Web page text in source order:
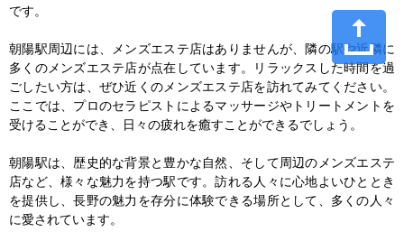
です。
朝陽駅周辺には、メンズエステ店はありませんが、隣の駅や近隣に
多くのメンズエステ店が点在しています。リラックスした時間を過
ごしたい方は、ぜひ近くのメンズエステ店を訪れてみてください。
ここでは、プロのセラピストによるマッサージやトリートメントを
受けることができ、日々の疲れを癒すことができるでしょう。
朝陽駅は、歴史的な背景と豊かな自然、そして周辺のメンズエステ
店など、様々な魅力を持つ駅です。訪れる人々に心地よいひととき
を提供し、長野の魅力を存分に体験できる場所として、多くの人々
に愛されています。